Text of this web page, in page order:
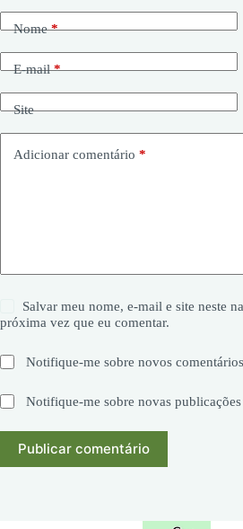
Nome*
E-mail*
Site
Adicionar comentário *
Salvar meu nome, e-mail e site neste
próxima vez que eu comentar.
Notifique-me sobre novos
Notifique-me sobre novas
Publicar comentário